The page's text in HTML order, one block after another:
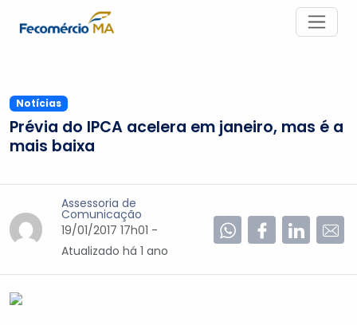
Notícias
Prévia do IPCA acelera em janeiro, mas é a
mais baixa
Assessoria de
Comunicação
19/01/2017 17h01 -
Atualizadohá 1 ano